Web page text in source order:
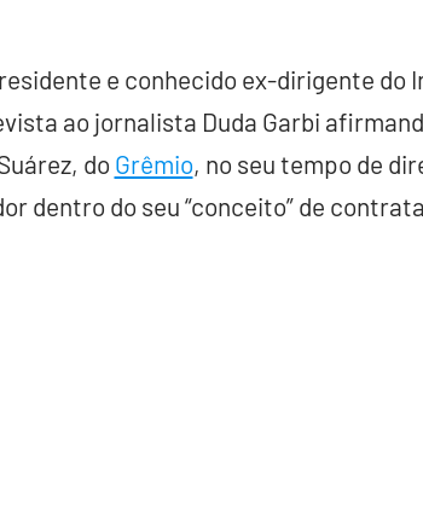
e conhecido ex-dirigente do
ao jornalista Duda Garbi
do Grêmio, no seu tempo de
dentro do seu “conceito” de